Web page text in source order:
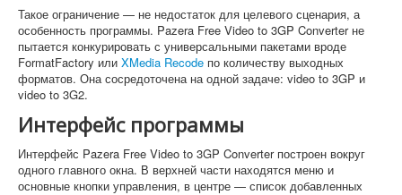
Такое ограничение — не недостаток для целевого сценария, а
особенность программы. Pazera Free Video to 3GP Converter не
пытается конкурировать с универсальными пакетами вроде
FormatFactory или XMedia Recode по количеству выходных
форматов. Она сосредоточена на одной задаче: video to 3GP и
video to 3G2.
Интерфейс программы
Интерфейс Pazera Free Video to 3GP Converter построен вокруг
одного главного окна. В верхней части находятся меню и
основные кнопки управления, в центре — список добавленных